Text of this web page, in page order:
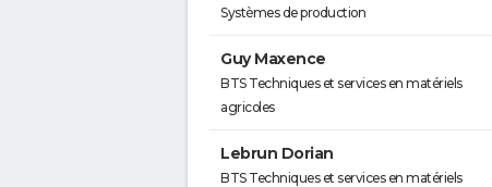
Systèmes de production
Guy Maxence
BTS Techniques et services en matériels
agricoles
Lebrun Dorian
BTS Techniques et services en matériels